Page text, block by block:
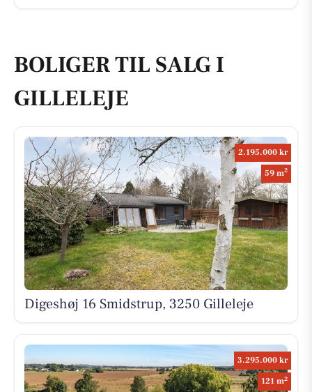
BOLIGER TIL SALG I
GILLELEJE
2.195.000 kr
59 m2
Digeshøj 16 Smidstrup, 3250 Gilleleje
3.295.000 kr
121 m2